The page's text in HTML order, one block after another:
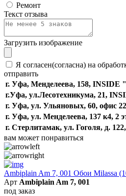
Ремонт
Текст отзыва
Загрузить изображение
Я согласен(согласна) на
отправить
г. Уфа, Менделеева, 158,
г.Уфа, ​ул.Лесотехникума, 21,
г. Уфа, ул. Ульяновых, 60, офис
г. Уфа, ул. Менделеева, 137 к4,
г. Стерлитамак, ул. Гоголя, д.
вам может понравиться
Ambiplain Am 7, 001 Обои Milassa
Арт Ambiplain Am 7, 001
под заказ